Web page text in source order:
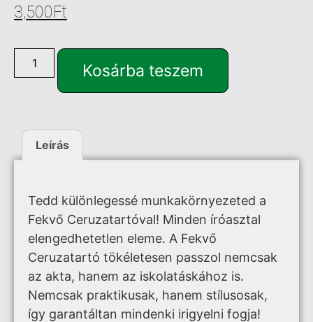
3,500Ft
Kosárba teszem
Leírás
Tedd különlegessé munkakörnyezeted a
Fekvő Ceruzatartóval! Minden íróasztal
elengedhetetlen eleme. A Fekvő
Ceruzatartó tökéletesen passzol nemcsak
az akta, hanem az iskolatáskához is.
Nemcsak praktikusak, hanem stílusosak,
így garantáltan mindenki irigyelni fogja!